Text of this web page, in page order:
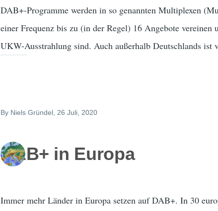
DAB+-Programme werden in so genannten Multiplexen
einer Frequenz bis zu (in der Regel) 16 Angebote
UKW-Ausstrahlung sind. Auch außerhalb Deutschlands ist
By Niels Gründel , 26 Juli, 2020
DAB+ in Europa
Immer mehr Länder in Europa setzen auf DAB+. In 30